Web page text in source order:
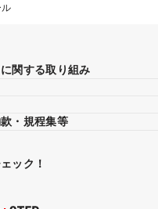
ル
関する取り組み
・規程集等
ック！